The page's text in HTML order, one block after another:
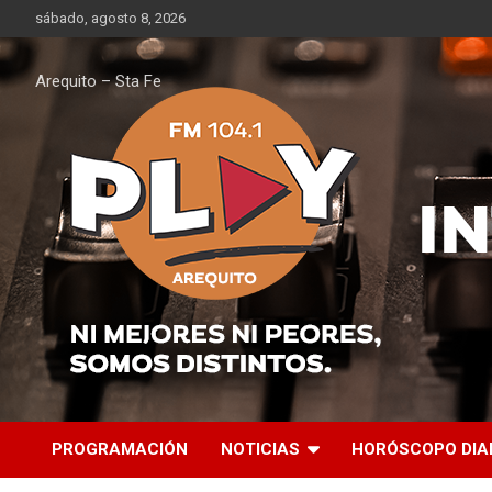
al
contenido
sábado, agosto 8, 2026
Arequito – Sta Fe
PROGRAMACIÓN NOTICIAS HORÓSCOPO